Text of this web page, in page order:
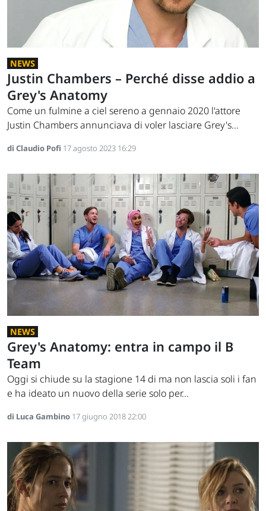
NEWS
Justin Chambers – Perché disse addio a
Grey's Anatomy
Come un fulmine a ciel sereno a gennaio 2020 l'attore
Justin Chambers annunciava di voler lasciare Grey's...
di Claudio Pofi 17 agosto 2023 16:29
NEWS
Grey's Anatomy: entra in campo il B
Team
Oggi si chiude su la stagione 14 di ma non lascia soli i fan
e ha ideato un nuovo della serie solo per...
di Luca Gambino 17 giugno 2018 22:00